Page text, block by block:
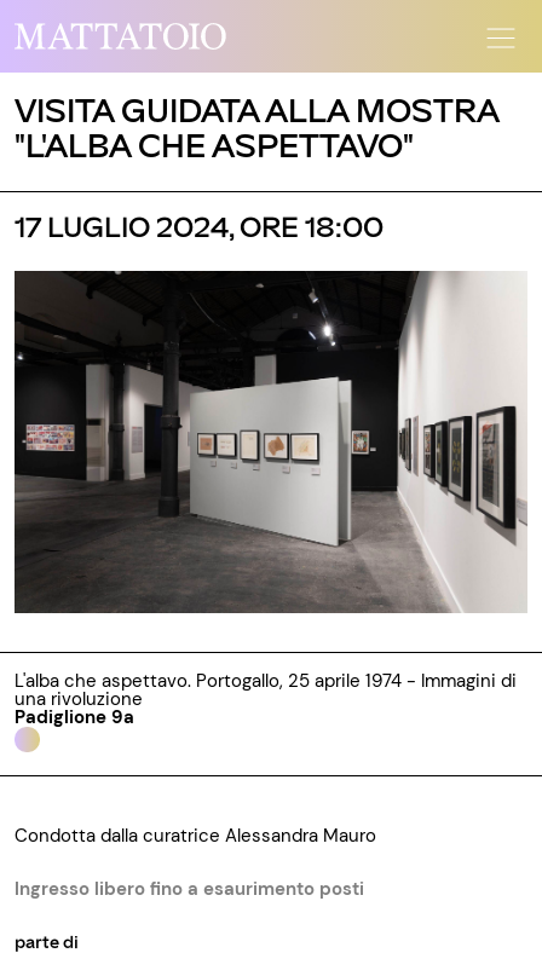
VISITA GUIDATA ALLA MOSTRA
"L'ALBA CHE ASPETTAVO"
17 LUGLIO 2024, ORE 18:00
L'alba che aspettavo. Portogallo, 25 aprile 1974 - Immagini di
una rivoluzione
Padiglione 9a
Condotta dalla curatrice Alessandra Mauro
Ingresso libero fino a esaurimento posti
parte di